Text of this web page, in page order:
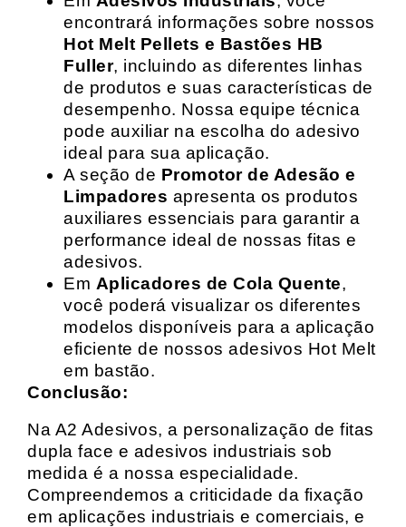
encontrará informações sobre nossos
Hot Melt Pellets e Bastões HB
Fuller, incluindo as diferentes linhas
de produtos e suas características de
desempenho. Nossa equipe técnica
pode auxiliar na escolha do adesivo
ideal para sua aplicação.
A seção de Promotor de Adesão e
Limpadores apresenta os produtos
auxiliares essenciais para garantir a
performance ideal de nossas fitas e
adesivos.
Em Aplicadores de Cola Quente,
você poderá visualizar os diferentes
modelos disponíveis para a aplicação
eficiente de nossos adesivos Hot Melt
em bastão.
Conclusão:
Na A2 Adesivos, a personalização de fitas
dupla face e adesivos industriais sob
medida é a nossa especialidade.
Compreendemos a criticidade da fixação
em aplicações industriais e comerciais, e